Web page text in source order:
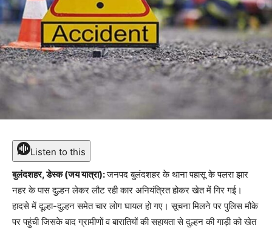
Listen to this
बुलंदशहर, डेस्क (जय यात्रा):जनपद बुलंदशहर के थाना पहासू के पलरा झार
नहर के पास दुल्हन लेकर लौट रही कार अनियंत्रित होकर खेत में गिर गई।
हादसे में दूल्हा-दुल्हन समेत चार लोग घायल हो गए। सूचना मिलने पर पुलिस मौके
पर पहुंची जिसके बाद ग्रामीणों व बारातियों की सहायता से दुल्हन की गाड़ी को खेत